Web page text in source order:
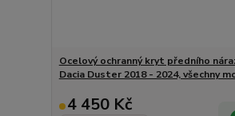
Ocelový ochranný kryt předního
Dacia Duster 2018 - 2024, všechny
4 450 Kč